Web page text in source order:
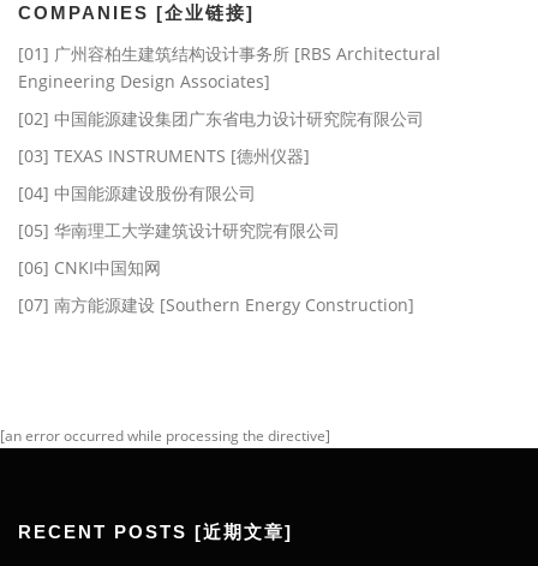
COMPANIES [企业链接]
[01] 广州容柏生建筑结构设计事务所 [RBS Architectural
Engineering Design Associates]
[02] 中国能源建设集团广东省电力设计研究院有限公司
[03] TEXAS INSTRUMENTS [德州仪器]
[04] 中国能源建设股份有限公司
[05] 华南理工大学建筑设计研究院有限公司
[06] CNKI中国知网
[07] 南方能源建设 [Southern Energy Construction]
[an error occurred while processing the directive]
RECENT POSTS [近期文章]